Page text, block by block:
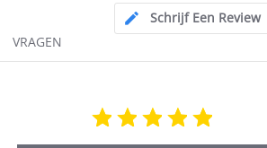
Schrijf Een Review
VRAGEN